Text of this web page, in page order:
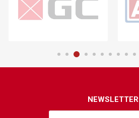
NEWSLETTER